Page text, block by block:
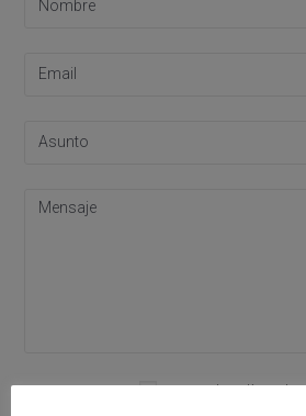
Acepto lapolítica de